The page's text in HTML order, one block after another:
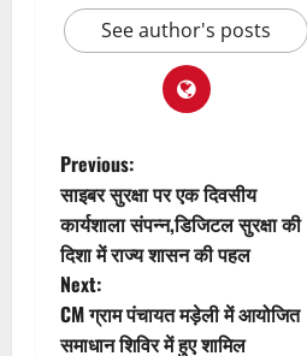
See author's posts
P
o
s
t
Previous:
साइबर सुरक्षा पर एक दिवसीय
कार्यशाला संपन्न,डिजिटल सुरक्षा की
दिशा में राज्य शासन की पहल
Next:
CM ग्राम पंचायत मड़ेली में आयोजित
समाधान शिविर में हुए शामिल